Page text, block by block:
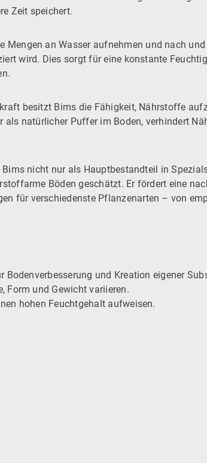
Zeit speichert.
Mengen an Wasser aufnehmen und nach
wird. Dies sorgt für eine konstante
besitzt Bims die Fähigkeit, Nährstoffe
als natürlicher Puffer im Boden, verhindert
nicht nur als Hauptbestandteil in
Böden geschätzt. Er fördert eine
für verschiedenste Pflanzenarten – von
und Kreation eigener
Form und Gewicht variieren.
hohen Feuchtgehalt aufweisen.